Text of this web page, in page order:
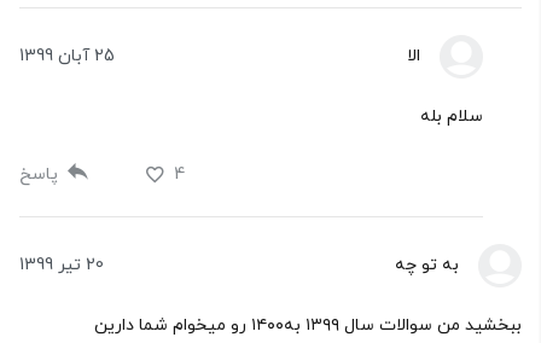
الا 25 آبان 1399
سلام بله
4 پاسخ
به تو چه 20 تیر 1399
ببخشيد من سوالات سال ١٣٩٩ به١٤٠٠ رو ميخوام شما دارين